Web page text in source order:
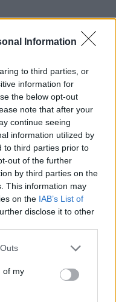
Information
to third parties, or
information for
the below opt-out
note that after your
continue seeing
information utilized by
to third parties prior to
out of the further
by third parties on the
This information may
on the IAB’s List of
disclose it to other
of my